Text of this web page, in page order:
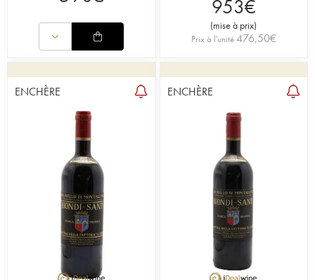
953€
(mise à prix)
Prix à l'unité476,50€
ENCHÈRE ENCHÈRE